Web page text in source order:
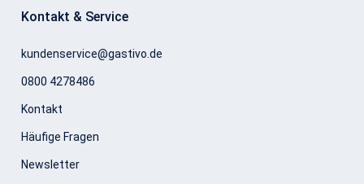
Kontakt & Service
kundenservice@gastivo.de
0800 4278486
Kontakt
Häufige Fragen
Newsletter